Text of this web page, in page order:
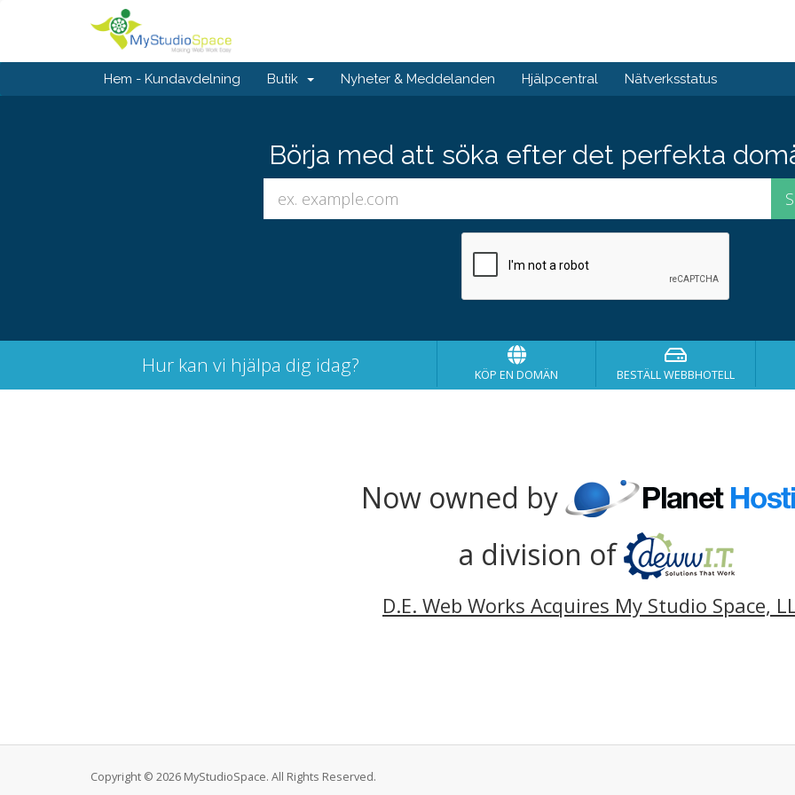
Hem - Kundavdelning Butik Nyheter & Meddelanden Hjälpcentral Nätverksstatus
Börja med att söka efter det perfekta
Hur kan vi hjälpa dig idag? KÖP EN DOMÄN BESTÄLL WEBBHOTELL
Now owned by
a division of
D.E. Web Works Acquires My Studio Space,
Copyright © 2026 MyStudioSpace. All Rights Reserved.